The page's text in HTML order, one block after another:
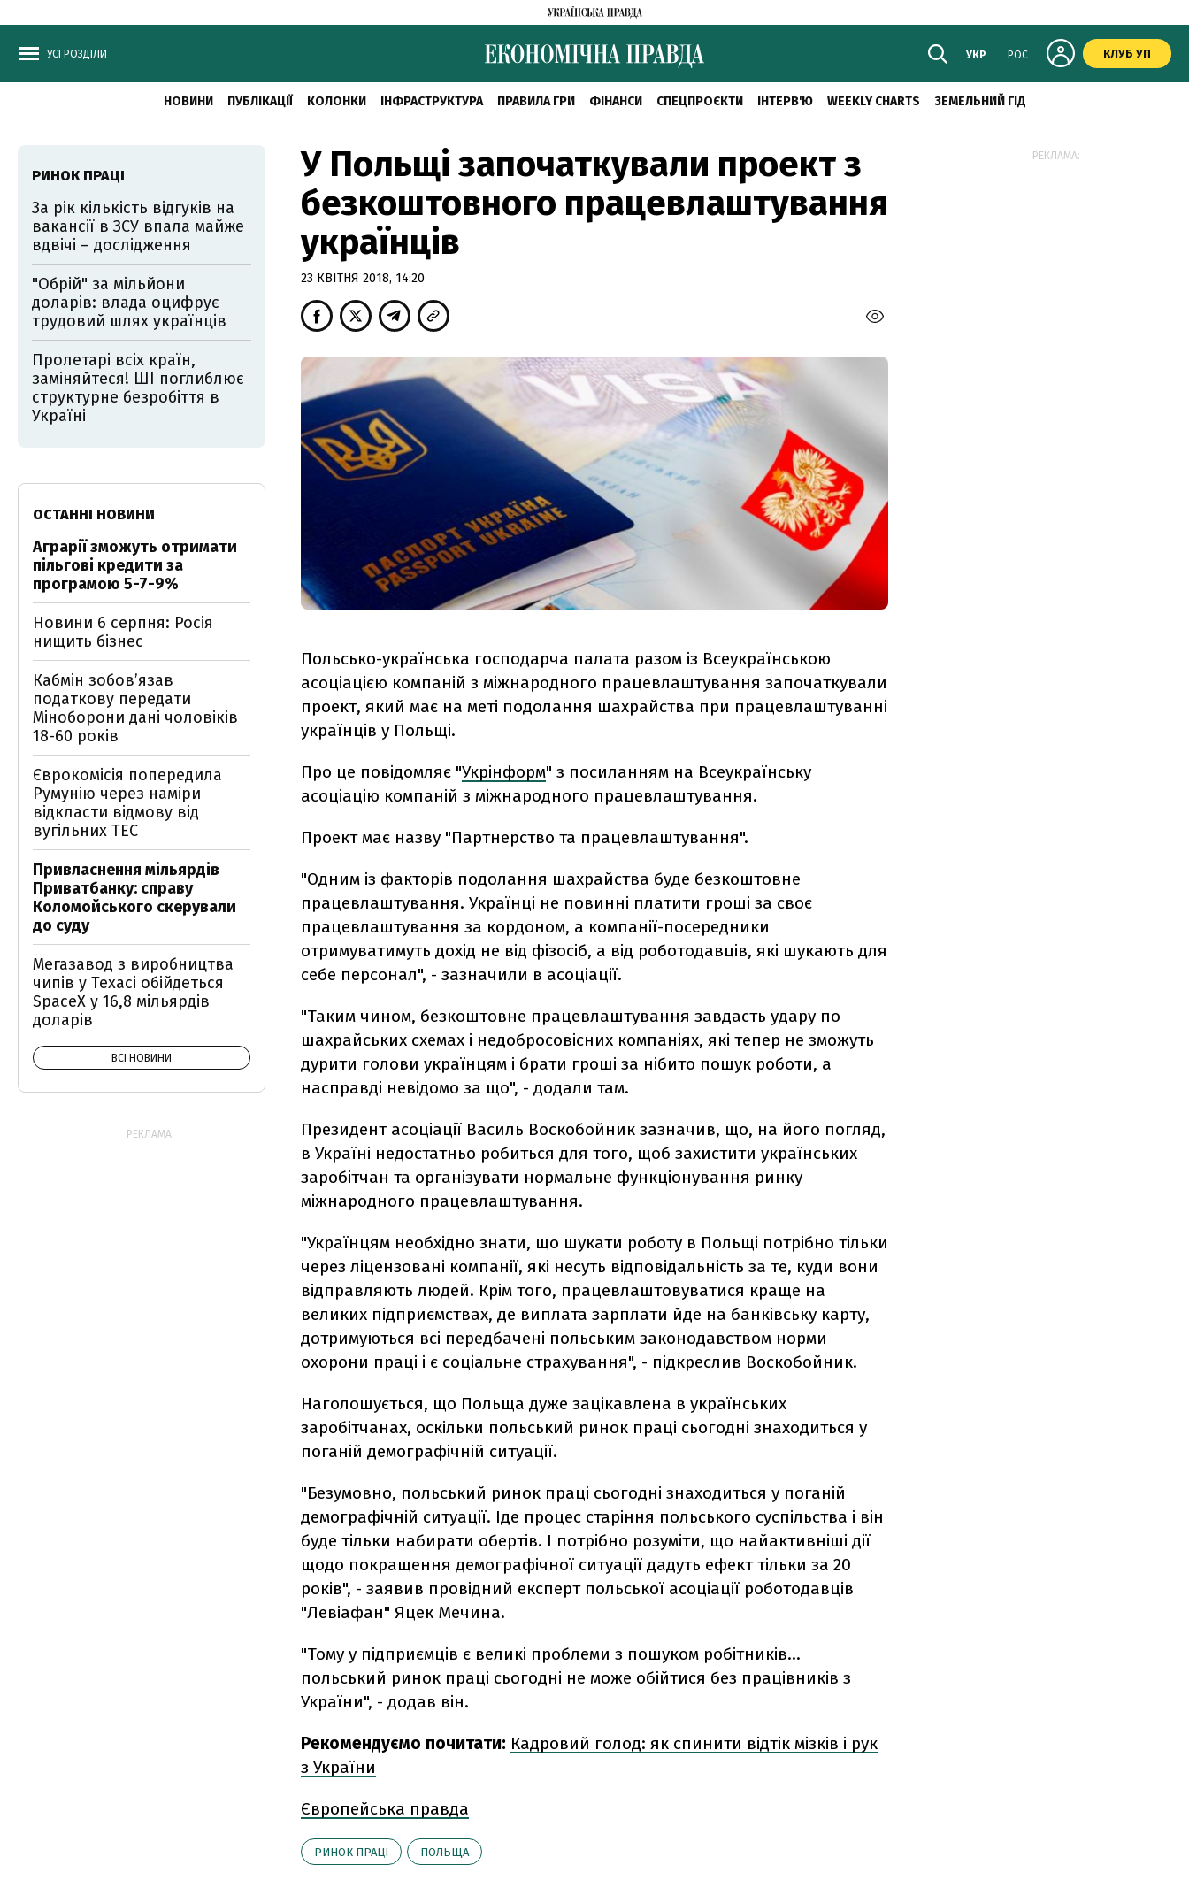
УСІ РОЗДІЛИ УКР РОС КЛУБ УП
НОВИНИ ПУБЛІКАЦІЇ КОЛОНКИ ІНФРАСТРУКТУРА ПРАВИЛА ГРИ ФІНАНСИ СПЕЦПРОЄКТИ ІНТЕРВ'Ю WEEKLY CHARTS ЗЕМЕЛЬНИЙ ГІД
У Польщі започаткували проект з
безкоштовного працевлаштування
українців
23 КВІТНЯ 2018, 14:20
Польсько-українська господарча палата разом із Всеукраїнською
асоціацією компаній з міжнародного працевлаштування започаткували
проект, який має на меті подолання шахрайства при працевлаштуванні
українців у Польщі.
Про це повідомляє "Укрінформ" з посиланням на Всеукраїнську
асоціацію компаній з міжнародного працевлаштування.
Проект має назву "Партнерство та працевлаштування".
"Одним із факторів подолання шахрайства буде безкоштовне
працевлаштування. Українці не повинні платити гроші за своє
працевлаштування за кордоном, а компанії-посередники
отримуватимуть дохід не від фізосіб, а від роботодавців, які шукають для
себе персонал", - зазначили в асоціації.
"Таким чином, безкоштовне працевлаштування завдасть удару по
шахрайських схемах і недобросовісних компаніях, які тепер не зможуть
дурити голови українцям і брати гроші за нібито пошук роботи, а
насправді невідомо за що", - додали там.
Президент асоціації Василь Воскобойник зазначив, що, на його погляд,
в Україні недостатньо робиться для того, щоб захистити українських
заробітчан та організувати нормальне функціонування ринку
міжнародного працевлаштування.
"Українцям необхідно знати, що шукати роботу в Польщі потрібно тільки
через ліцензовані компанії, які несуть відповідальність за те, куди вони
відправляють людей. Крім того, працевлаштовуватися краще на
великих підприємствах, де виплата зарплати йде на банківську карту,
дотримуються всі передбачені польським законодавством норми
охорони праці і є соціальне страхування", - підкреслив Воскобойник.
Наголошується, що Польща дуже зацікавлена в українських
заробітчанах, оскільки польський ринок праці сьогодні знаходиться у
поганій демографічній ситуації.
"Безумовно, польський ринок праці сьогодні знаходиться у поганій
демографічній ситуації. Іде процес старіння польського суспільства і він
буде тільки набирати обертів. І потрібно розуміти, що найактивніші дії
щодо покращення демографічної ситуації дадуть ефект тільки за 20
років", - заявив провідний експерт польської асоціації роботодавців
"Левіафан" Яцек Мечина.
"Тому у підприємців є великі проблеми з пошуком робітників...
польський ринок праці сьогодні не може обійтися без працівників з
України", - додав він.
Рекомендуємо почитати: Кадровий голод: як спинити відтік мізків і рук
з України
Європейська правда
РИНОК ПРАЦІ ПОЛЬЩА
РИНОК ПРАЦІ
За рік кількість відгуків на
вакансії в ЗСУ впала майже
вдвічі – дослідження
"Обрій" за мільйони
доларів: влада оцифрує
трудовий шлях українців
Пролетарі всіх країн,
заміняйтеся! ШІ поглиблює
структурне безробіття в
Україні
ОСТАННІ НОВИНИ
Аграрії зможуть отримати
пільгові кредити за
програмою 5-7-9%
Новини 6 серпня: Росія
нищить бізнес
Кабмін зобовʼязав
податкову передати
Міноборони дані чоловіків
18-60 років
Єврокомісія попередила
Румунію через наміри
відкласти відмову від
вугільних ТЕС
Привласнення мільярдів
Приватбанку: справу
Коломойського скерували
до суду
Мегазавод з виробництва
чипів у Техасі обійдеться
SpaceX у 16,8 мільярдів
доларів
ВСІ НОВИНИ
РЕКЛАМА:
РЕКЛАМА: